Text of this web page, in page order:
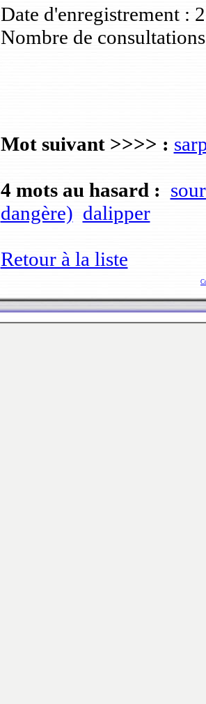
Date d'enregistrement :
Nombre de
Mot suivant >>>> :
4 mots au hasard :
dangère) dalipper
Retour à la liste